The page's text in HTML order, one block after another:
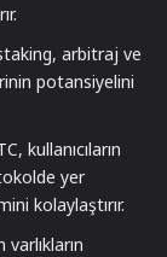
staking, arbitraj ve
potansiyelini
kullanıcıların
yer
kolaylaştırır.